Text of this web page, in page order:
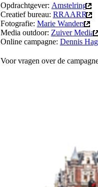
Opdrachtgever: Amstelring
Creatief bureau: RRAARR
Fotografie: Marie Wanders
Media outdoor: Zuiver Media
Online campagne: Dennis
Voor vragen over de